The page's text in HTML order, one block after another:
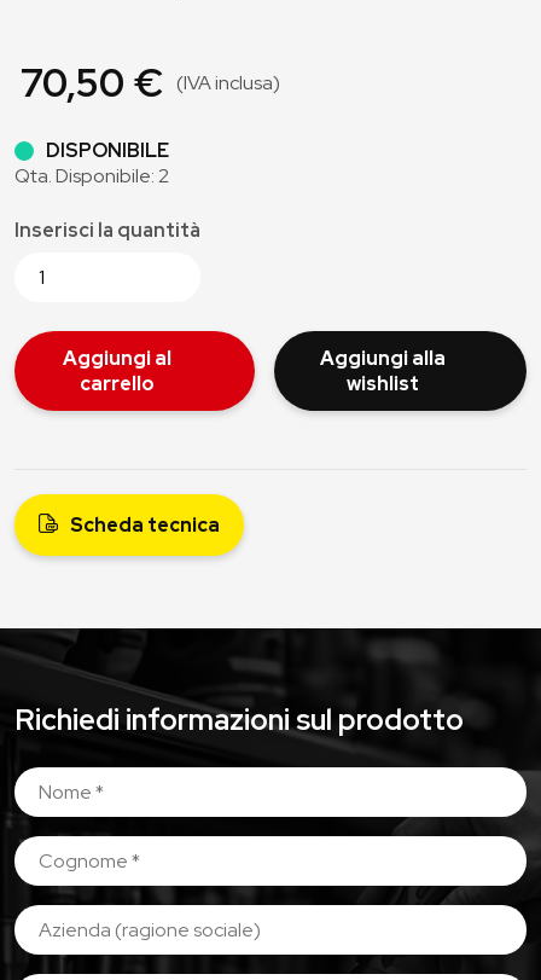
70,50 € (IVA inclusa)
DISPONIBILE
Qta. Disponibile: 2
Inserisci la quantità
Aggiungi al
carrello
Aggiungi alla
wishlist
Scheda tecnica
Richiedi informazioni sul prodotto